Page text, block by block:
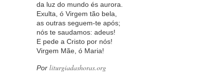
da luz do mundo és aurora.
Exulta, ó Virgem tão bela,
as outras seguem-te após;
nós te saudamos: adeus!
E pede a Cristo por nós!
Virgem Mãe, ó Maria!
Por liturgiadashoras.org